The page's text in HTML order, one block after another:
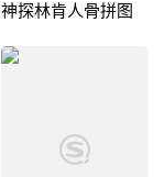
神探林肯人骨拼图